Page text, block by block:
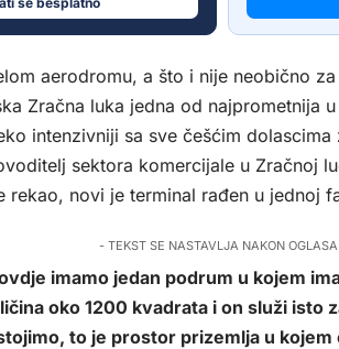
aerodromu, a što i nije neobično
Zračna luka jedna od najprometnija
intenzivniji sa sve češćim dolascima
sektora komercijale u Zračnoj
rekao, novi je terminal rađen u jednoj
- TEKST SE NASTAVLJA NAKON
imamo jedan podrum u kojem
oko 1200 kvadrata i on služi isto
to je prostor prizemlja u